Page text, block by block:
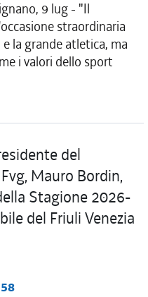
9 lug - "Il
straordinaria
la grande atletica, ma
i valori dello sport